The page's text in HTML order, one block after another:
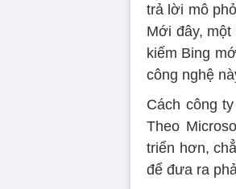
trả lời mô
Mới đây,
kiếm Bing
công nghệ
Cách công
Theo
triển hơn,
để đưa ra